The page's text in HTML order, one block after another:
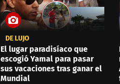
DE LUJO
El lugar paradisíaco que
escogió Yamal para pasar
sus vacaciones tras ganar el
Mundial